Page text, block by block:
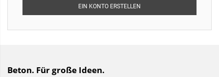
EIN KONTO ERSTELLEN
Beton. Für große Ideen.